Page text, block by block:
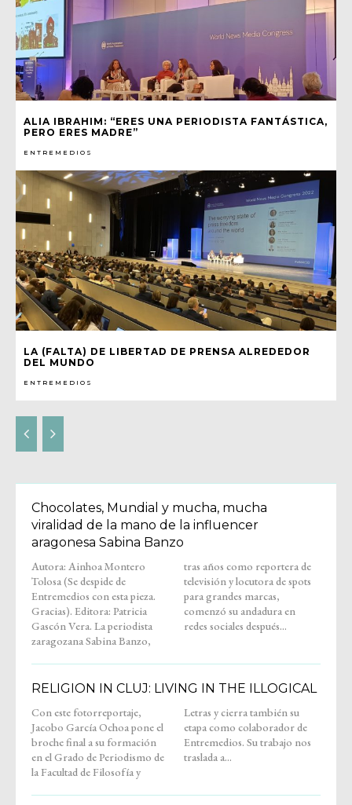
ALIA IBRAHIM: “ERES UNA PERIODISTA FANTÁSTICA,
PERO ERES MADRE”
ENTREMEDIOS
LA (FALTA) DE LIBERTAD DE PRENSA ALREDEDOR
DEL MUNDO
ENTREMEDIOS
Chocolates, Mundial y mucha, mucha
viralidad de la mano de la influencer
aragonesa Sabina Banzo
Autora: Ainhoa Montero
Tolosa (Se despide de
Entremedios con esta pieza.
Gracias). Editora: Patricia
Gascón Vera. La periodista
zaragozana Sabina Banzo,
tras años como reportera de
televisión y locutora de spots
para grandes marcas,
comenzó su andadura en
redes sociales después...
RELIGION IN CLUJ: LIVING IN THE ILLOGICAL
Con este fotorreportaje,
Jacobo García Ochoa pone el
broche final a su formación
en el Grado de Periodismo de
la Facultad de Filosofía y
Letras y cierra también su
etapa como colaborador de
Entremedios. Su trabajo nos
traslada a...